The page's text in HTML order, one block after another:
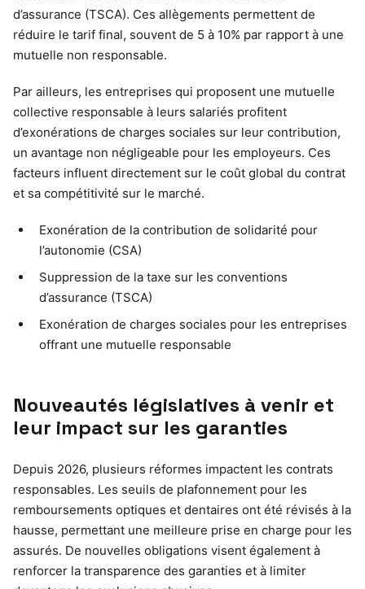
d’assurance (TSCA). Ces allègements permettent de
réduire le tarif final, souvent de 5 à 10% par rapport à une
mutuelle non responsable.
Par ailleurs, les entreprises qui proposent une mutuelle
collective responsable à leurs salariés profitent
d’exonérations de charges sociales sur leur contribution,
un avantage non négligeable pour les employeurs. Ces
facteurs influent directement sur le coût global du contrat
et sa compétitivité sur le marché.
Exonération de la contribution de solidarité pour
l’autonomie (CSA)
Suppression de la taxe sur les conventions
d’assurance (TSCA)
Exonération de charges sociales pour les entreprises
offrant une mutuelle responsable
Nouveautés législatives à venir et
leur impact sur les garanties
Depuis 2026, plusieurs réformes impactent les contrats
responsables. Les seuils de plafonnement pour les
remboursements optiques et dentaires ont été révisés à la
hausse, permettant une meilleure prise en charge pour les
assurés. De nouvelles obligations visent également à
renforcer la transparence des garanties et à limiter